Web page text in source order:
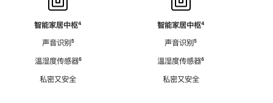
智能家居中枢脚
⁴
声音识别脚
⁵
温湿度传感器脚
⁶
私密又安全
智能家居中枢脚
⁴
声音识别脚
⁵
温湿度传感器脚
⁶
私密又安全